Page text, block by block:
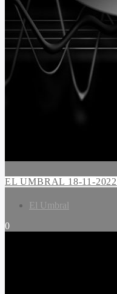
EL UMBRAL 18-11-2022
El Umbral
0